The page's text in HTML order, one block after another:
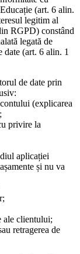
(art. 6 alin.
legitim al
RGPD) constând
legată de
date (art. 6 alin. 1
de date prin
(explicarea
privire la
aplicației
și nu va
ale clientului;
retragerea de